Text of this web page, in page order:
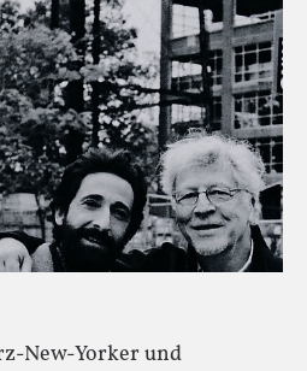
New-Yorker und